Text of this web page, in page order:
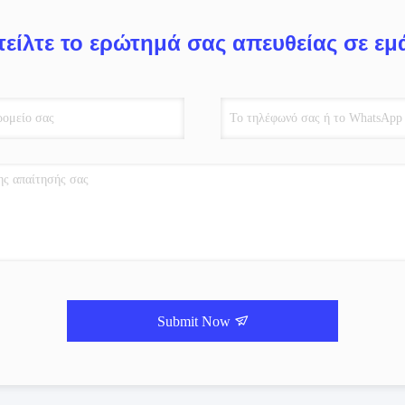
το ερώτημά σας απευθείας σε
Submit Now